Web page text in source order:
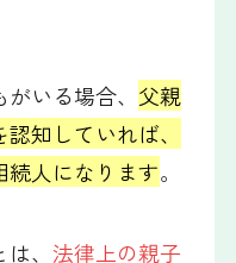
いる場合、 父親
知していれば、
人になります。
、 法律上の親子